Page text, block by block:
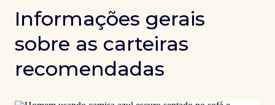
Informações gerais
sobre as carteiras
recomendadas